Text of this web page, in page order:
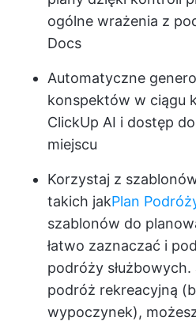
ogólne wrażenia z
Docs
Automatyczne
konspektów w ciągu
ClickUp AI i dostęp
miejscu
Korzystaj z
takich jakPlan
szablonów do
łatwo zaznaczać i
podróży służbowych.
podróż rekreacyjną
wypoczynek),